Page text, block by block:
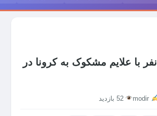
شناسایی ۳ نفر با علایم مشکوک به کرونا در
52 بازدید